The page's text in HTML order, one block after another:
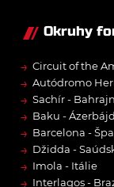
Okruhy
→ Circuit of the
→ Autódromo
→ Sachír - Bahrajn
→ Baku -
→ Barcelona -
→ Džidda -
→ Imola - Itálie
→ Interlagos -